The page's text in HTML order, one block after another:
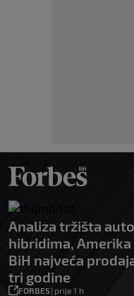
Analiza tržišta
hibridima,
BiH najveća
tri godine
FORBES| prije 1 h